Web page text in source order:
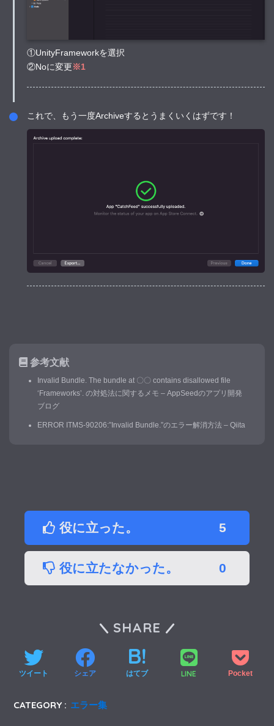
①UnityFrameworkを選択
②Noに変更※1
これで、もう一度Archiveするとうまくいくはずです！
参考文献
Invalid Bundle. The bundle at 〇〇 contains disallowed file
‘Frameworks’. の対処法に関するメモ – AppSeedのアプリ開発
ブログ
ERROR ITMS-90206:”Invalid Bundle.”のエラー解消方法 – Qiita
役に立った。 5
役に立たなかった。 0
SHARE
ツイート シェア はてブ LINE Pocket
CATEGORY : エラー集